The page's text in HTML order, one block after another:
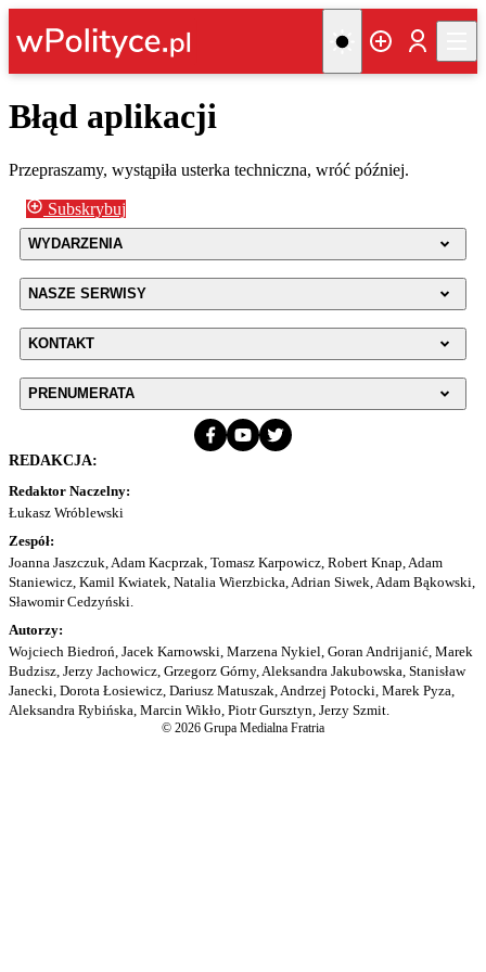
Błąd aplikacji
Przepraszamy, wystąpiła usterka techniczna, wróć później.
Subskrybuj
WYDARZENIA
NASZE SERWISY
KONTAKT
PRENUMERATA
REDAKCJA:
Redaktor Naczelny:
Łukasz Wróblewski
Zespół:
Joanna Jaszczuk, Adam Kacprzak, Tomasz Karpowicz, Robert Knap, Adam
Staniewicz, Kamil Kwiatek, Natalia Wierzbicka, Adrian Siwek, Adam Bąkowski,
Sławomir Cedzyński.
Autorzy:
Wojciech Biedroń, Jacek Karnowski, Marzena Nykiel, Goran Andrijanić, Marek
Budzisz, Jerzy Jachowicz, Grzegorz Górny, Aleksandra Jakubowska, Stanisław
Janecki, Dorota Łosiewicz, Dariusz Matuszak, Andrzej Potocki, Marek Pyza,
Aleksandra Rybińska, Marcin Wikło, Piotr Gursztyn, Jerzy Szmit.
© 2026 Grupa Medialna Fratria